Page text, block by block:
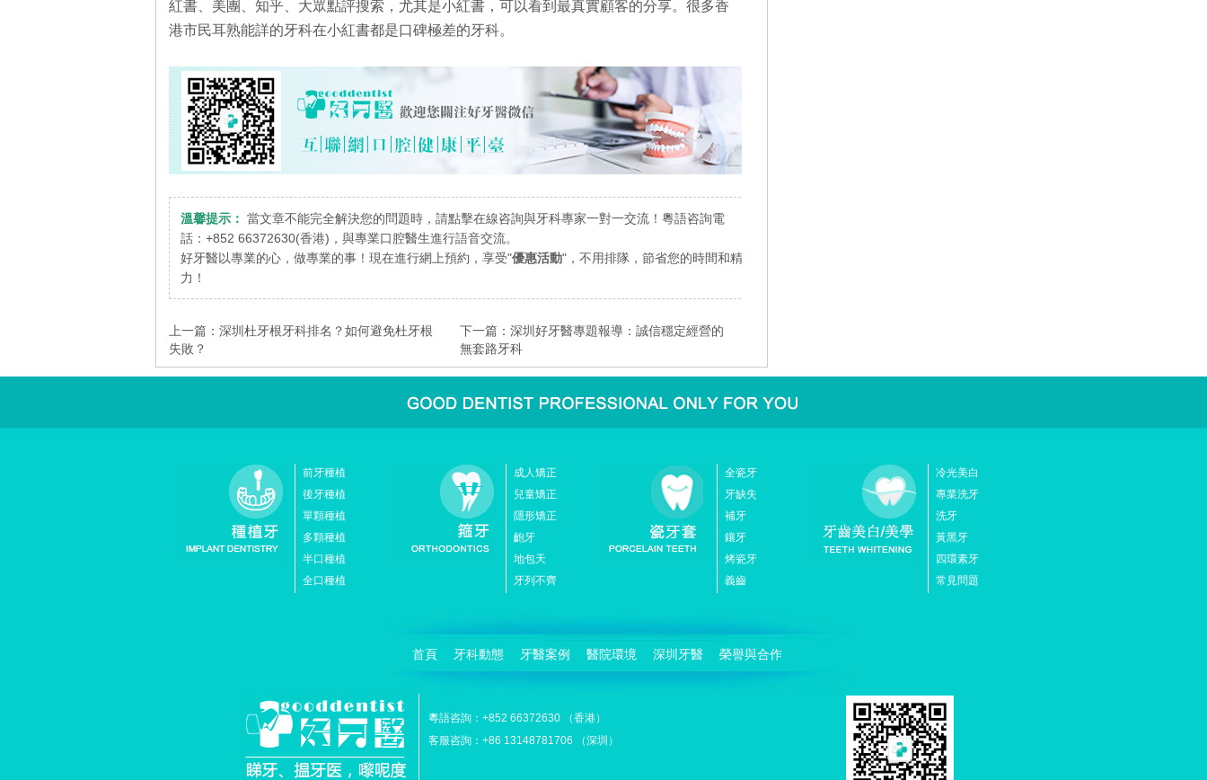
紅書、美團、知乎、大眾點評搜索，尤其是小紅書，可以看到最真實顧客的分享。很多香
港市民耳熟能詳的牙科在小紅書都是口碑極差的牙科。
溫馨提示： 當文章不能完全解決您的問題時，請點擊在線咨詢與牙科專家一對一交流！粵語咨詢電
話：+852 66372630(香港)，與專業口腔醫生進行語音交流。
好牙醫以專業的心，做專業的事！現在進行網上預約，享受"優惠活動"，不用排隊，節省您的時間和精
力！
上一篇： 深圳杜牙根牙科排名？如何避免杜牙根
失敗？
下一篇：深圳好牙醫專題報導：誠信穩定經營的
無套路牙科
前牙種植
後牙種植
單顆種植
多顆種植
半口種植
全口種植
成人矯正
兒童矯正
隱形矯正
齙牙
地包天
牙列不齊
全瓷牙
牙缺失
補牙
鑲牙
烤瓷牙
義齒
冷光美白
專業洗牙
洗牙
黃黑牙
四環素牙
常見問題
首頁 牙科動態 牙醫案例 醫院環境 深圳牙醫 榮譽與合作
粵語咨詢：+852 66372630 （香港）
客服咨詢：+86 13148781706 （深圳）